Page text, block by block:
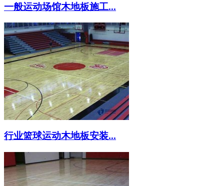
一般运动场馆木地板施工...
行业篮球运动木地板安装...